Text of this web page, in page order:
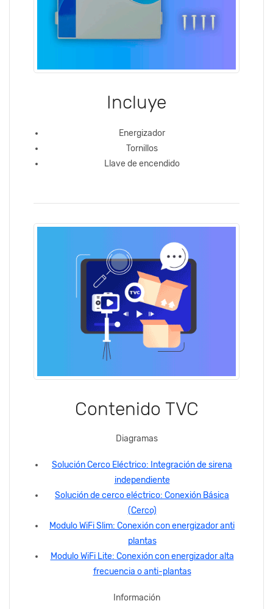
Incluye
Energizador
Tornillos
Llave de encendido
Contenido TVC
Diagramas
Solución Cerco Eléctrico: Integración de sirena
independiente
Solución de cerco eléctrico: Conexión Básica
(Cerco)
Modulo WiFi Slim: Conexión con energizador anti
plantas
Modulo WiFi Lite: Conexión con energizador alta
frecuencia o anti-plantas
Información